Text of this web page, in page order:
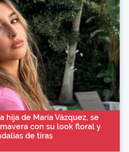
hija de María Vázquez, se
con su look floral y
de tiras